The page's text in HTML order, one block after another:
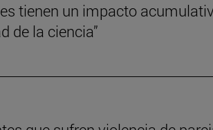
tienen un impacto
de la ciencia”